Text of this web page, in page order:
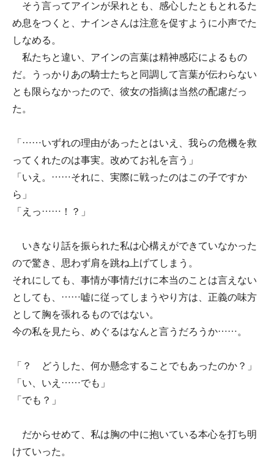
そう言ってアインが呆れとも、感心したともとれるた
め息をつくと、ナインさんは注意を促すように小声でた
しなめる。
私たちと違い、アインの言葉は精神感応によるもの
だ。うっかりあの騎士たちと同調して言葉が伝わらない
とも限らなかったので、彼女の指摘は当然の配慮だっ
た。
「……いずれの理由があったとはいえ、我らの危機を救
ってくれたのは事実。改めてお礼を言う」
「いえ。……それに、実際に戦ったのはこの子ですか
ら」
「えっ……！？」
いきなり話を振られた私は心構えができていなかった
ので驚き、思わず肩を跳ね上げてしまう。
それにしても、事情が事情だけに本当のことは言えない
としても、……嘘に従ってしまうやり方は、正義の味方
として胸を張れるものではない。
今の私を見たら、めぐるはなんと言うだろうか……。
「？ どうした、何か懸念することでもあったのか？」
「い、いえ……でも」
「でも？」
だからせめて、私は胸の中に抱いている本心を打ち明
けていった。